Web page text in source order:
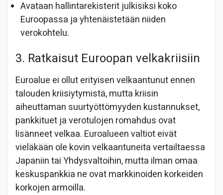
Avataan hallintarekisterit julkisiksi koko
Euroopassa ja yhtenäistetään niiden
verokohtelu.
3. Ratkaisut Euroopan velkakriisiin
Euroalue ei ollut erityisen velkaantunut ennen
talouden kriisiytymistä, mutta kriisin
aiheuttaman suurtyöttömyyden kustannukset,
pankkituet ja verotulojen romahdus ovat
lisänneet velkaa. Euroalueen valtiot eivät
vieläkään ole kovin velkaantuneita vertailtaessa
Japaniin tai Yhdysvaltoihin, mutta ilman omaa
keskuspankkia ne ovat markkinoiden korkeiden
korkojen armoilla.